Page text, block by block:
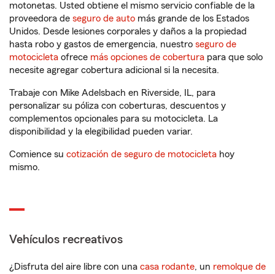
motonetas. Usted obtiene el mismo servicio confiable de la
proveedora de seguro de auto más grande de los Estados
Unidos. Desde lesiones corporales y daños a la propiedad
hasta robo y gastos de emergencia, nuestro seguro de
motocicleta ofrece más opciones de cobertura para que solo
necesite agregar cobertura adicional si la necesita.
Trabaje con Mike Adelsbach en Riverside, IL, para
personalizar su póliza con coberturas, descuentos y
complementos opcionales para su motocicleta. La
disponibilidad y la elegibilidad pueden variar.
Comience su cotización de seguro de motocicleta hoy
mismo.
Vehículos recreativos
¿Disfruta del aire libre con una casa rodante, un remolque de